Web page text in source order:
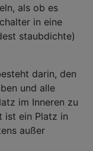
als ob es
in eine
staubdichte)
darin, den
und alle
im Inneren zu
ist ein Platz in
außer